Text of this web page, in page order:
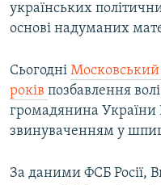
українських
основі надуманих
Сьогодні Московський
років позбавлення
громадянина України
звинуваченням у
За даними ФСБ Росії,